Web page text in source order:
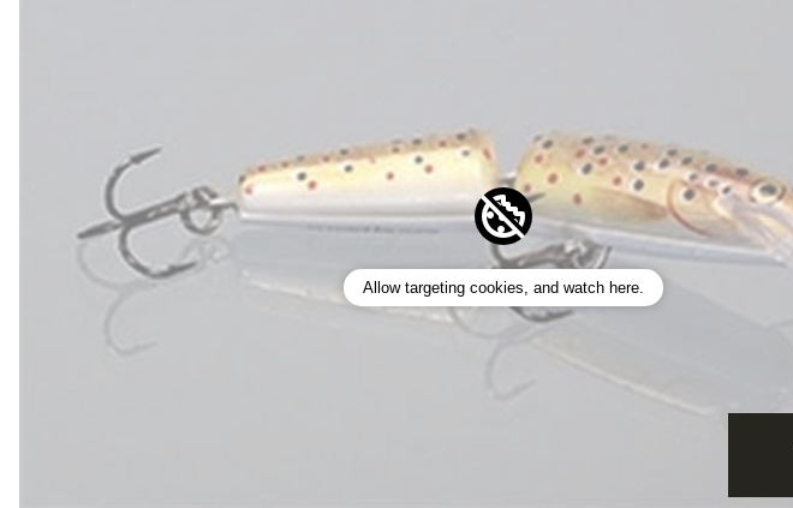
Allow targeting cookies, and watch here.